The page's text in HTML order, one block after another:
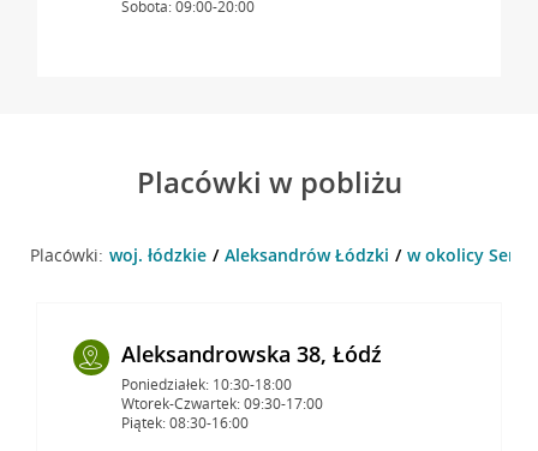
Sobota: 09:00-20:00
Placówki w pobliżu
Placówki: woj. łódzkie Aleksandrów Łódzki w okolicy
Aleksandrowska 38, Łódź
Poniedziałek: 10:30-18:00
Wtorek-Czwartek: 09:30-17:00
Piątek: 08:30-16:00